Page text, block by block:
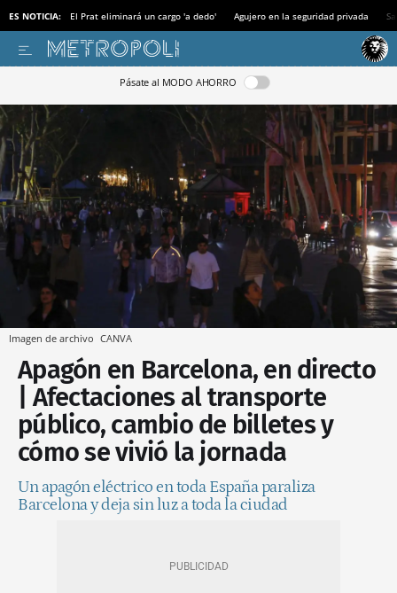
ES NOTICIA: El Prat eliminará un cargo 'a dedo' Agujero en la seguridad privada
Pásate al MODO AHORRO
Imagen de archivo CANVA
Apagón en Barcelona, en directo
| Afectaciones al transporte
público, cambio de billetes y
cómo se vivió la jornada
Un apagón eléctrico en toda España paraliza
Barcelona y deja sin luz a toda la ciudad